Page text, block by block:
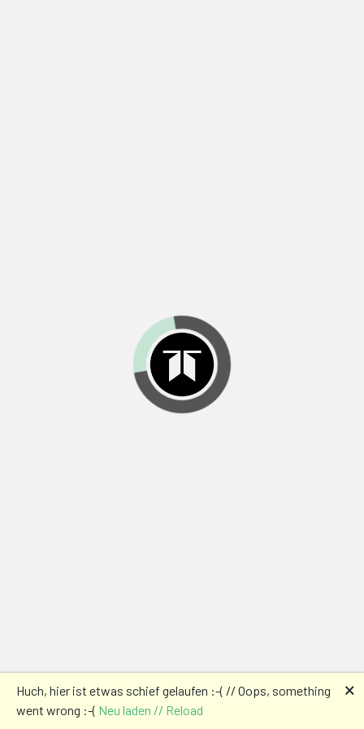
Huch, hier ist etwas schief gelaufen :-( // Oops, something
went wrong :-( Neu laden // Reload
🗙